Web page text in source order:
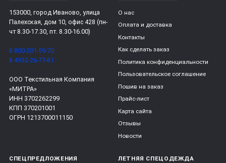
153000, город Иваново, улица
Палехская, дом 10, офис 428 (пн-
чт 8.30-17.30, пт. 8.30-16.00)
8 800-201-59-70
8 4932-26-77-81
ООО Текстильная Компания
«МИТРА»
ИНН 3702262299
КПП 370201001
ОГРН 1213700011150
О нас
Оплата и доставка
Контакты
Как сделать заказ
Политика конфиденциальности
Пользовательское соглашение
Пошив на заказ
Прайс-лист
Карта сайта
Отзывы
Новости
СПЕЦПРЕДЛОЖЕНИЯ ЛЕТНЯЯ СПЕЦОДЕЖДА